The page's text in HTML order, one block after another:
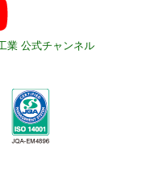
業 公式チャンネル